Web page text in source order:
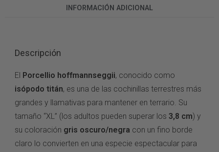
INFORMACIÓN ADICIONAL
Descripción
El Porcellio hoffmannseggii, conocido como
isópodo titán, es una de las cochinillas terrestres más
grandes y llamativas para mantener en terrario. Su
tamaño “XL” (los adultos pueden superar los 3,8 cm) y
su coloración gris oscuro/negra con un fino borde
claro lo convierten en una especie espectacular para